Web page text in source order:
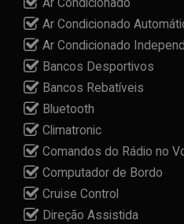
Ar Condicionado
Ar Condicionado
Bancos Desportivos
Bancos Rebatíveis
Bluetooth
Climatronic
Comandos do Rádio no
Computador de Bordo
Cruise Control
Direção Assistida